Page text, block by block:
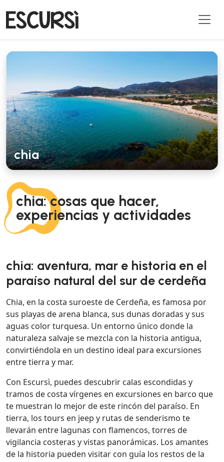
chia: cosas que hacer,
experiencias y actividades
chia
chia: aventura, mar e historia en el
paraíso natural del sur de cerdeña
Chia, en la costa suroeste de Cerdeña, es famosa por
sus playas de arena blanca, sus dunas doradas y sus
aguas color turquesa. Un entorno único donde la
naturaleza salvaje se mezcla con la historia antigua,
convirtiéndola en un destino ideal para excursiones
entre tierra y mar.
Con Escursì, puedes descubrir calas escondidas y
tramos de costa vírgenes en excursiones en barco que
te muestran lo mejor de este rincón del paraíso. En
tierra, los tours en jeep y rutas de senderismo te
llevarán entre lagunas con flamencos, torres de
vigilancia costeras y vistas panorámicas. Los amantes
de la historia pueden visitar con guía los restos de la